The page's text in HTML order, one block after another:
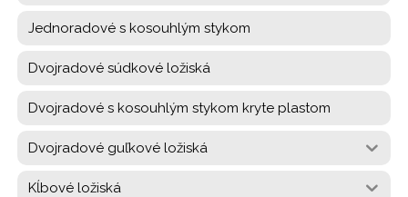
Jednoradové s kosouhlým stykom
Dvojradové súdkové ložiská
Dvojradové s kosouhlým stykom kryte plastom
Dvojradové guľkové ložiská
Kĺbové ložiská